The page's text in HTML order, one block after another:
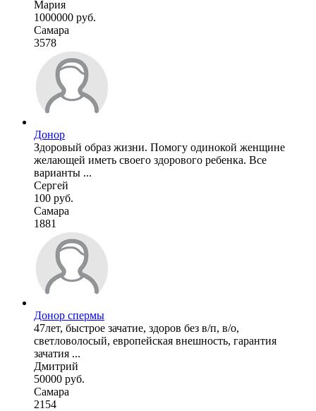
Мария
1000000 руб.
Самара
3578
Донор
Здоровый образ жизни. Помогу одинокой женщине
желающей иметь своего здорового ребенка. Все
варианты ...
Сергей
100 руб.
Самара
1881
Донор спермы
47лет, быстрое зачатие, здоров без в/п, в/о,
светловолосый, европейская внешность, гарантия
зачатия ...
Дмитрий
50000 руб.
Самара
2154